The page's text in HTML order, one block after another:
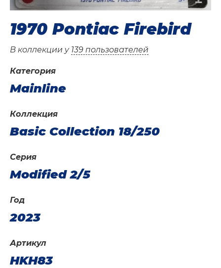
1970 Pontiac Firebird
В коллекции у 139 пользователей
Категория
Mainline
Год
2023
Коллекция
Basic Collection 18/250
Артикул
HKH83
Серия
Modified 2/5